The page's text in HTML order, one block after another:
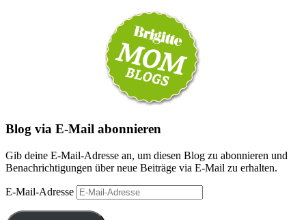
Blog via E-Mail abonnieren
Gib deine E-Mail-Adresse an, um diesen Blog zu abonnieren und
Benachrichtigungen über neue Beiträge via E-Mail zu erhalten.
E-Mail-Adresse